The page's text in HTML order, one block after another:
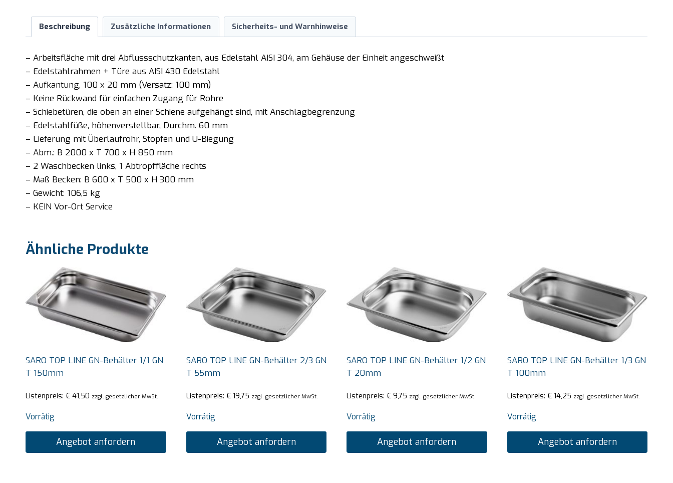
Beschreibung Zusätzliche Informationen Sicherheits- und Warnhinweise
– Arbeitsfläche mit drei Abflussschutzkanten, aus Edelstahl AISI 304, am Gehäuse der Einheit angeschweißt
– Edelstahlrahmen + Türe aus AISI 430 Edelstahl
– Aufkantung, 100 x 20 mm (Versatz: 100 mm)
– Keine Rückwand für einfachen Zugang für Rohre
– Schiebetüren, die oben an einer Schiene aufgehängt sind, mit Anschlagbegrenzung
– Edelstahlfüße, höhenverstellbar, Durchm. 60 mm
– Lieferung mit Überlaufrohr, Stopfen und U-Biegung
– Abm.: B 2000 x T 700 x H 850 mm
– 2 Waschbecken links, 1 Abtropffläche rechts
– Maß Becken: B 600 x T 500 x H 300 mm
– Gewicht: 106,5 kg
– KEIN Vor-Ort Service
Ähnliche Produkte
SARO TOP LINE GN-Behälter 1/1 GN
T 150mm
Listenpreis: € 41,50 zzgl. gesetzlicher MwSt.
Vorrätig
Angebot anfordern
SARO TOP LINE GN-Behälter 2/3 GN
T 55mm
Listenpreis: €19,75 zzgl. gesetzlicher MwSt.
Vorrätig
Angebot anfordern
SARO TOP LINE GN-Behälter 1/2 GN
T 20mm
Listenpreis: € 9,75 zzgl. gesetzlicher MwSt.
Vorrätig
Angebot anfordern
SARO TOP LINE GN-Behälter 1/3 GN
T 100mm
Listenpreis: €14,25 zzgl. gesetzlicher MwSt.
Vorrätig
Angebot anfordern